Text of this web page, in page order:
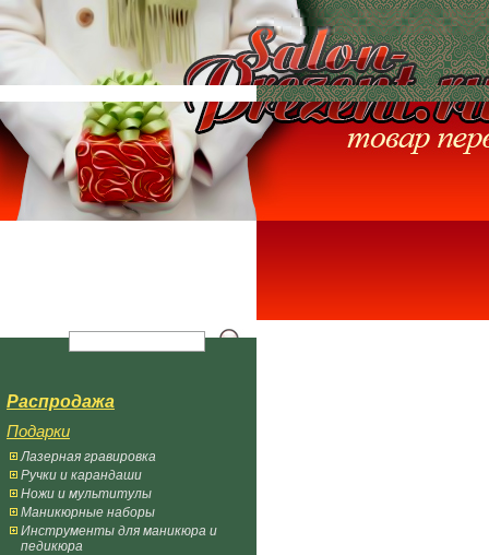
Распродажа
Подарки
Лазерная гравировка
Ручки и карандаши
Ножи и мультитулы
Маникюрные наборы
Инструменты для маникюра и
педикюра